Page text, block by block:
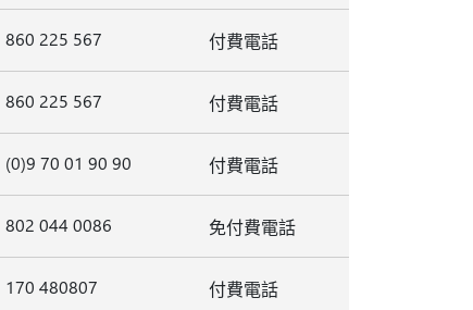
860 225 567 付費電話
860 225 567 付費電話
(0)9 70 01 90 90 付費電話
802 044 0086 免付費電話
170 480807 付費電話